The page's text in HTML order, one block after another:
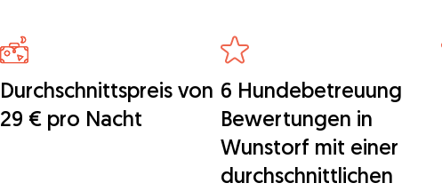
Durchschnittspreis von
29 € pro Nacht
6 Hundebetreuung
Bewertungen in
Wunstorf mit einer
durchschnittlichen